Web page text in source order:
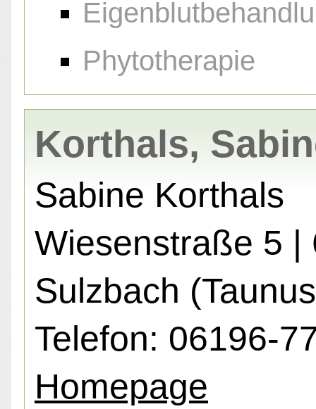
Phytotherapie
Korthals,
Sabine Korthals
Wiesenstraße 5 |
Sulzbach
Telefon: 06196-
Homepage